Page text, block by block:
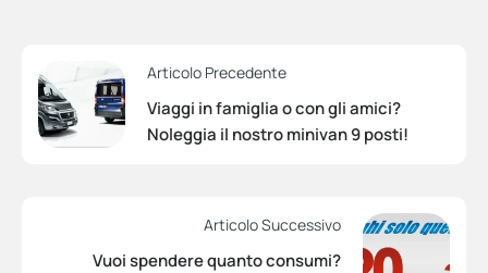
Articolo Precedente
Viaggi in famiglia o con gli amici?
Noleggia il nostro minivan 9 posti!
Articolo Successivo
Vuoi spendere quanto consumi?